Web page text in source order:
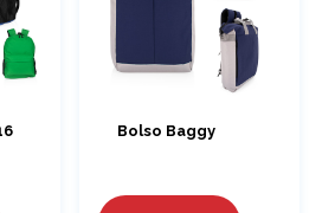
Bolso Baggy